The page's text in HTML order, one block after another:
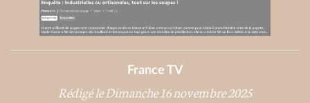
France TV
Rédigé le Dimanche 16 novembre 2025